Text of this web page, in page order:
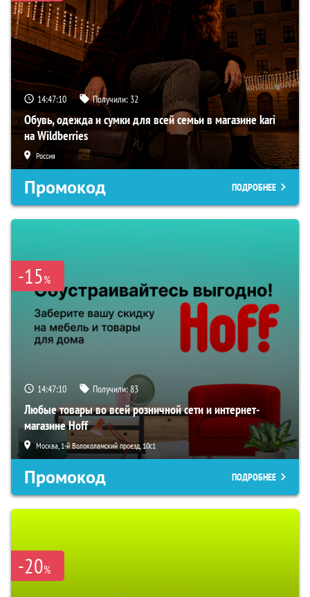
14:47:10 Получили: 32
Обувь, одежда и сумки для всей семьи в магазине kari
на Wildberries
Россия
Промокод ПОДРОБНЕЕ
-15%
14:47:10 Получили:83
Любые товары во всей розничной сети и интернет-
магазине Hoff
Москва, 1-й Волоколамский проезд, 10с1
Промокод ПОДРОБНЕЕ
-20%